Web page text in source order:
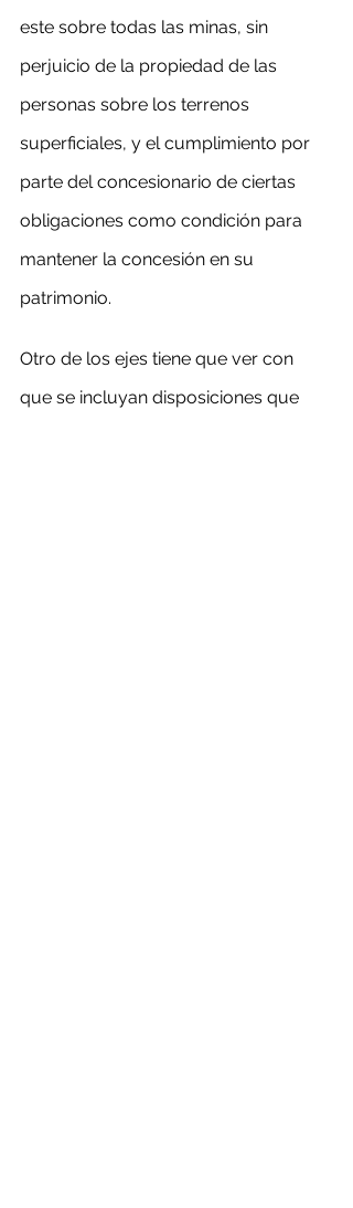
este sobre todas las minas, sin
perjuicio de la propiedad de las
personas sobre los terrenos
superficiales, y el cumplimiento por
parte del concesionario de ciertas
obligaciones como condición para
mantener la concesión en su
patrimonio.
Otro de los ejes tiene que ver con
que se incluyan disposiciones que